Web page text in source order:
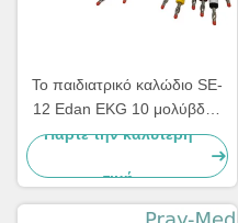
Το παιδιατρικό καλώδιο SE-
12 Edan EKG 10 μολύβδου
εκφράζει το σακάκι SE-1200
Πάρτε την καλύτερη
τιμή